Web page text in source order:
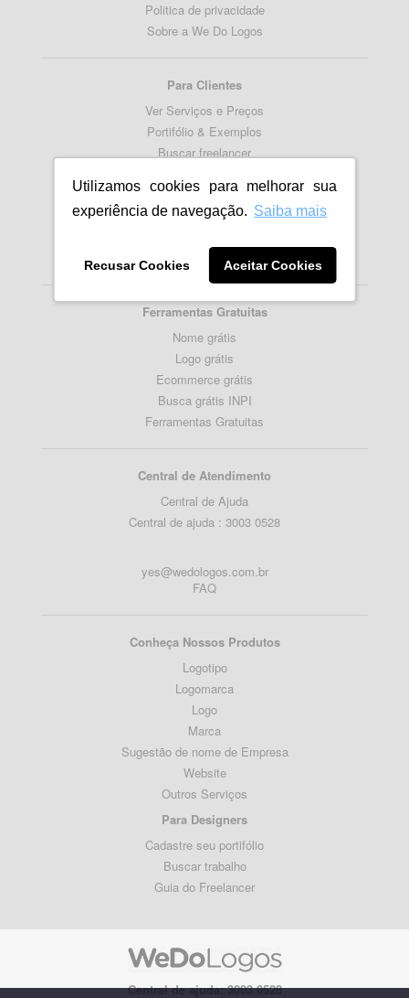
Utilizamos cookies para melhorar sua
experiência de navegação. Saiba mais
Recusar Cookies Aceitar Cookies
Politica de privacidade
Sobre a We Do Logos
Para Clientes
Ver Serviços e Preços
Portifólio & Exemplos
Buscar freelancer
Importancia da Logomarca
Como fazer um Logotipo
Ferramentas Gratuitas
Nome grátis
Logo grátis
Ecommerce grátis
Busca grátis INPI
Ferramentas Gratuitas
Central de Atendimento
Central de Ajuda
Central de ajuda : 3003 0528
yes@wedologos.com.br
FAQ
Conheça Nossos Produtos
Logotipo
Logomarca
Logo
Marca
Sugestão de nome de Empresa
Website
Outros Serviços
Para Designers
Cadastre seu portifólio
Buscar trabalho
Guia do Freelancer
Central de ajuda: 3003 0528